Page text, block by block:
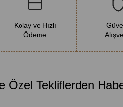
Kolay ve Hızlı
Ödeme
Özel Tekliflerden